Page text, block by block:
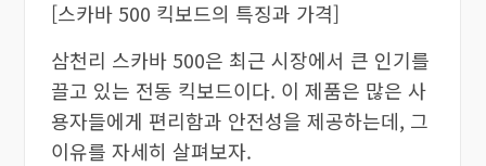
[스카바 500 킥보드의 특징과 가격]
삼천리 스카바 500은 최근 시장에서 큰 인기를
끌고 있는 전동 킥보드이다. 이 제품은 많은 사
용자들에게 편리함과 안전성을 제공하는데, 그
이유를 자세히 살펴보자.